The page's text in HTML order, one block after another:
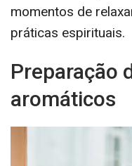
momentos de
práticas espirituais.
Preparação
aromáticos